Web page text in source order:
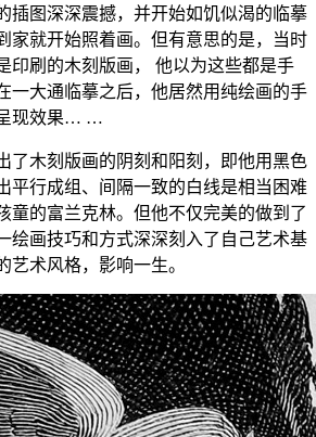
插图深深震撼，并开始如饥似渴的临摹
家就开始照着画。但有意思的是，当时
印刷的木刻版画， 他以为这些都是手
一大通临摹之后，他居然用纯绘画的手
现效果… …
了木刻版画的阴刻和阳刻，即他用黑色
平行成组、间隔一致的白线是相当困难
童的富兰克林。但他不仅完美的做到了
绘画技巧和方式深深刻入了自己艺术基
艺术风格，影响一生。